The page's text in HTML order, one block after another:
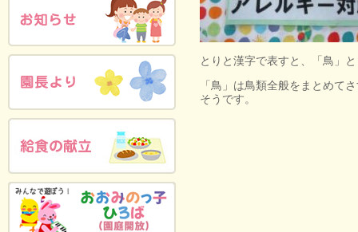
とりと漢字で表すと、「鳥」
「鳥」は鳥類全般をまとめて
そうです。